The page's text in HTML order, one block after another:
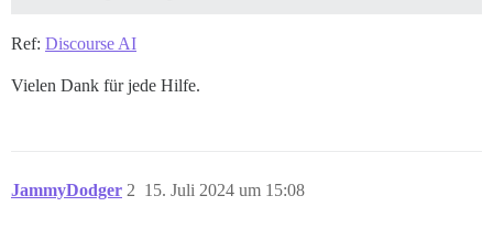
Ref: Discourse AI
Vielen Dank für jede Hilfe.
JammyDodger 15. Juli 2024 um 15:08
2